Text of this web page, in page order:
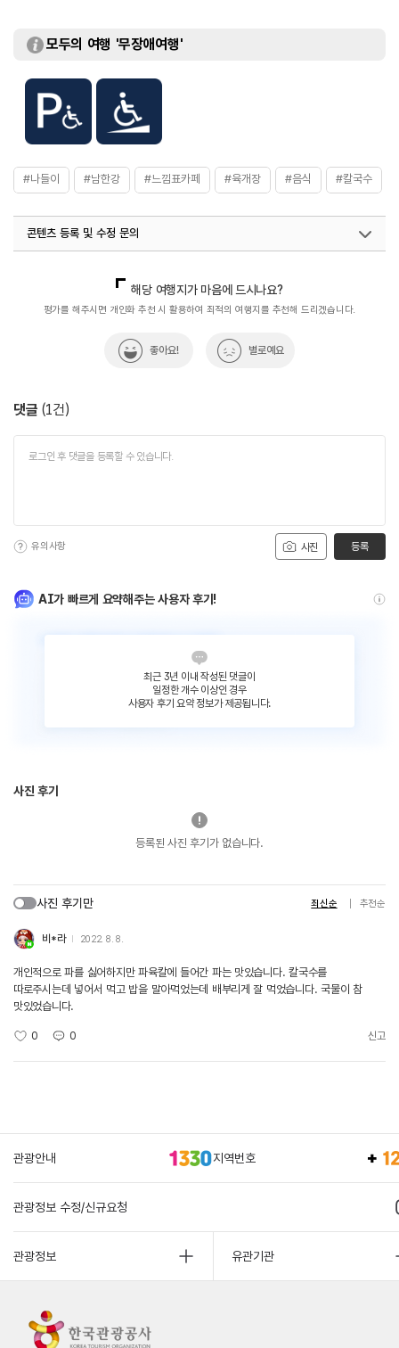
모두의 여행 '무장애여행'
#나들이 #남한강 #느낌표카페 #육개장 #음식 #칼국수
콘텐츠 등록 및 수정 문의
열린관광콘텐츠팀(열린관광-모두의여행)
033-738-3425
해당 여행지가 마음에 드시나요?
평가를 해주시면 개인화 추천 시 활용하여 최적의 여행지를 추천해 드리겠습니다.
좋아요! 별로예요
댓글 (1건)
사진
유의사항 등록
AI가 빠르게 요약해주는 사용자 후기!
최근 3년 이내 작성된 댓글이
일정한 개수 이상인 경우
사용자 후기 요약 정보가 제공됩니다.
사진 후기
등록된 사진 후기가 없습니다.
사진 후기만 최신순 추천순
비*라 2022. 8. 8.
개인적으로 파를 싫어하지만 파육칼에 들어간 파는 맛있습니다. 칼국수를
따로주시는데 넣어서 먹고 밥을 말아먹었는데 배부리게 잘 먹었습니다. 국물이 참
맛있었습니다.
0 0 신고
관광안내 지역번호
관광정보 수정/신규요청
관광정보 유관기관